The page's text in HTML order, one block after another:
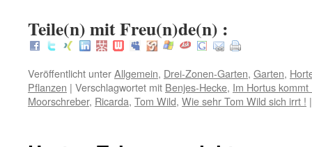
Teile(n) mit Freu(n)de(n) :
Veröffentlicht unterAllgemein, Drei-Zonen-Garten, Garten,
Pflanzen | Verschlagwortet mit Benjes-Hecke, Im Hortus kommt
Moorschreber, Ricarda, Tom Wild, Wie sehr Tom Wild sich irrt ! |